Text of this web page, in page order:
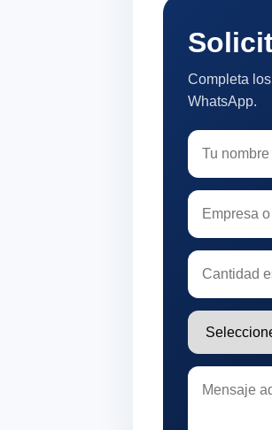
Completa
WhatsApp.